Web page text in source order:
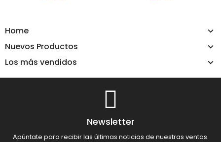
Home
Nuevos Productos
Los más vendidos
Newsletter
Apúntate para recibir las últimas noticias de nuestras ventas.